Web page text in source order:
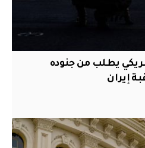
يطلب من جنوده
إيران